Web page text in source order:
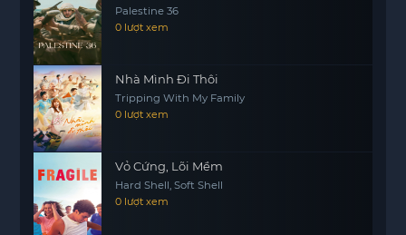
Rit và Itt đã cùng nhau vượt qua những rào cản,
học hỏi từ nhau và cuối cùng nhận ra rằng tình
yêu có thể xuất hiện từ những nơi không ngờ tới.
Liệu tình yêu của họ có đủ mạnh để vượt qua
những thử thách hay không? Hãy cùng theo dõi
hành trình của Rit và Itt trong Magic Move: Tiên
Tri Tình Yêu để khám phá câu trả lời.
Palestine 36
0 lượt xem
Nhà Mình Đi Thôi
Tripping With My Family
0 lượt xem
Vỏ Cứng, Lõi Mềm
Hard Shell, Soft Shell
0 lượt xem